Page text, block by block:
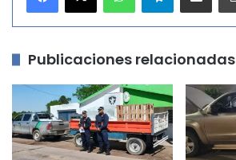
Publicaciones relacionadas